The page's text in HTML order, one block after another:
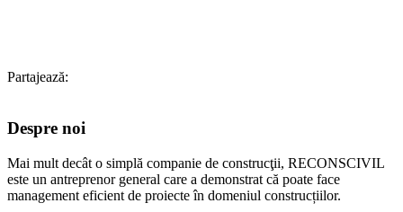
Partajează:
Despre noi
Mai mult decât o simplă companie de construcţii, RECONSCIVIL
este un antreprenor general care a demonstrat că poate face
management eficient de proiecte în domeniul construcțiilor.